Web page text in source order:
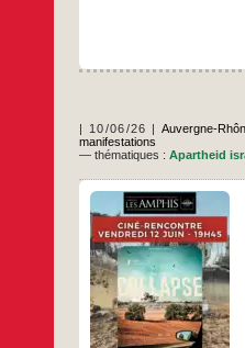
10/06/26 Auvergne-
manifestations
— thématiques :Apartheid